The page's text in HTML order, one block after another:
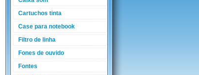
Cartuchos tinta
Case para notebook
Filtro de linha
Fones de ouvido
Fontes